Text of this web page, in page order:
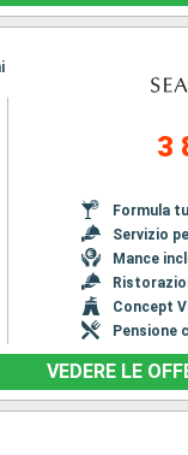
3
Formula
Servizio
Mance
Concept
Pensione
VEDERE LE